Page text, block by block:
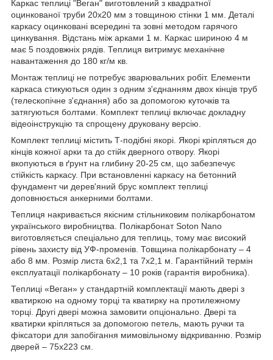
Каркас теплиці "Веган" виготовлений з квадратної
оцинкованої труби 20х20 мм з товщиною стінки 1 мм. Деталі
каркасу оцинковані всередині та зовні методом гарячого
цинкування. Відстань між арками 1 м. Каркас шириною 4 м
має 5 поздовжніх рядів. Теплиця витримує механічне
навантаження до 180 кг/м кв.
Монтаж теплиці не потребує зварювальних робіт. Елементи
каркаса стикуються один з одним з'єднанням двох кінців труб
(телескопічне з'єднання) або за допомогою куточків та
затягуються болтами. Комплект теплиці включає докладну
відеоінструкцію та спрощену друковану версію.
Комплект теплиці містить Т-подібні якорі. Якорі кріпляться до
кінців кожної арки та до стійк дверного отвору. Якорі
вкопуються в ґрунт на глибину 20-25 см, що забезпечує
стійкість каркасу. При встановленні каркасу на бетонний
фундамент чи дерев'яний брус комплект теплиці
доповнюється анкерними болтами.
Теплиця накривається якісним стільниковим полікарбонатом
українського виробництва. Полікарбонат Soton Nano
виготовляється спеціально для теплиць, тому має високий
рівень захисту від УФ-променів. Товщина полікарбонату – 4
або 8 мм. Розмір листа 6х2,1 та 7х2,1 м. Гарантійний термін
експлуатації полікарбонату – 10 років (гарантія виробника).
Теплиці «Веган» у стандартній комплектації мають двері з
кватиркою на одному торці та кватирку на протилежному
торці. Другі двері можна замовити опціонально. Двері та
кватирки кріпляться за допомогою петель, мають ручки та
фіксатори для запобігання мимовільному відкриванню. Розмір
дверей – 75х223 см.